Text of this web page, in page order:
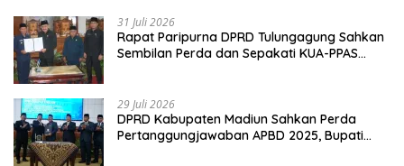
31 Juli 2026
Rapat Paripurna DPRD Tulungagung Sahkan
Sembilan Perda dan Sepakati KUA-PPAS
29 Juli 2026
DPRD Kabupaten Madiun Sahkan Perda
Pertanggungjawaban APBD 2025, Bupati